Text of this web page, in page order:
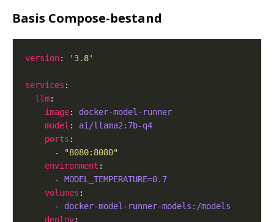
Basis Compose-bestand
version: '3.8'
services
llm
image: docker-model-runner
model : ai/llama2:7b-q4
ports
      -
"8080:8080"
environment
      -
MODEL_TEMPERATURE=0.7
volumes
      -
docker-model-runner-models:/models
deploy